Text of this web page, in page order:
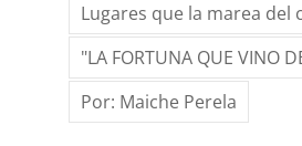
Lugares que la marea del
"LA FORTUNA QUE VINO
Por: Maiche Perela